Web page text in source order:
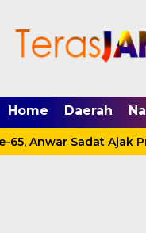
Home Daerah
65, Anwar Sadat Ajak